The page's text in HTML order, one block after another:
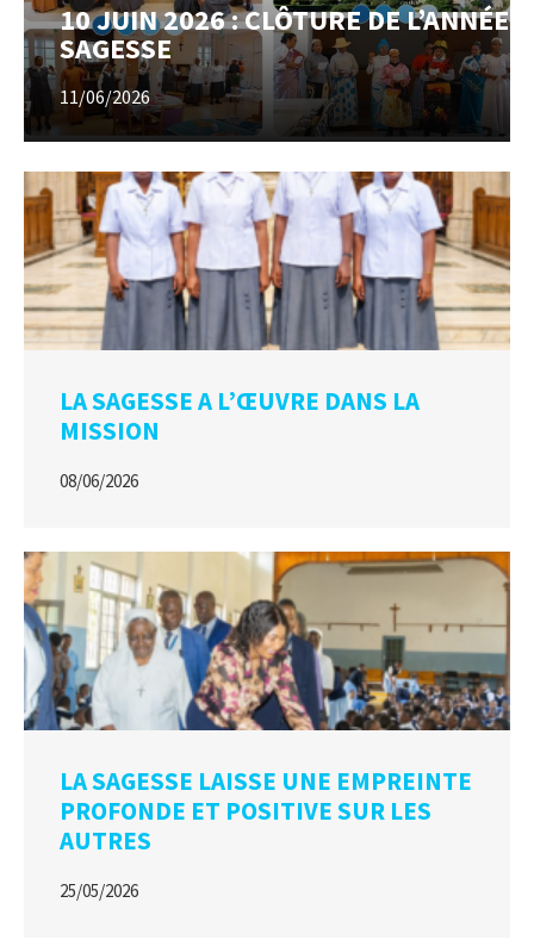
10 JUIN 2026 : CLÔTURE DE L’ANNÉE
SAGESSE
11/06/2026
LA SAGESSE A L’ŒUVRE DANS LA
MISSION
08/06/2026
LA SAGESSE LAISSE UNE EMPREINTE
PROFONDE ET POSITIVE SUR LES
AUTRES
25/05/2026